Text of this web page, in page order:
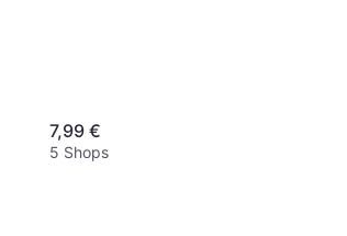
7,99 €
5 Shops